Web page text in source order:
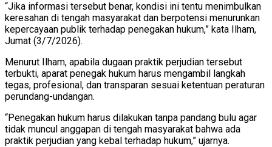
“Jika informasi tersebut benar, kondisi ini tentu menimbulkan
keresahan di tengah masyarakat dan berpotensi menurunkan
kepercayaan publik terhadap penegakan hukum,” kata Ilham,
Jumat (3/7/2026).
Menurut Ilham, apabila dugaan praktik perjudian tersebut
terbukti, aparat penegak hukum harus mengambil langkah
tegas, profesional, dan transparan sesuai ketentuan peraturan
perundang-undangan.
“Penegakan hukum harus dilakukan tanpa pandang bulu agar
tidak muncul anggapan di tengah masyarakat bahwa ada
praktik perjudian yang kebal terhadap hukum,” ujarnya.